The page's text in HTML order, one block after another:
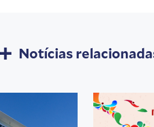
Notícias